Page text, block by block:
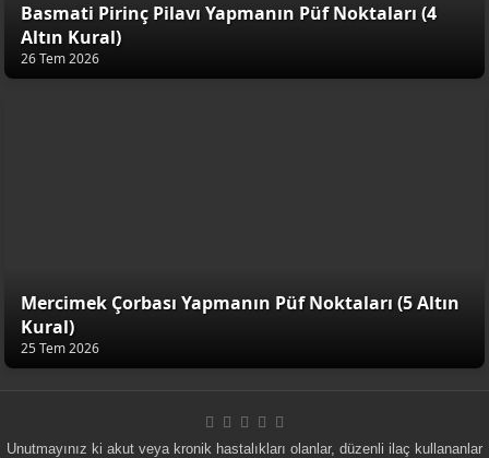
Basmati Pirinç Pilavı Yapmanın Püf Noktaları (4
Altın Kural)
26 Tem 2026
Mercimek Çorbası Yapmanın Püf Noktaları (5 Altın
Kural)
25 Tem 2026
Unutmayınız ki akut veya kronik hastalıkları olanlar, düzenli ilaç kullananlar